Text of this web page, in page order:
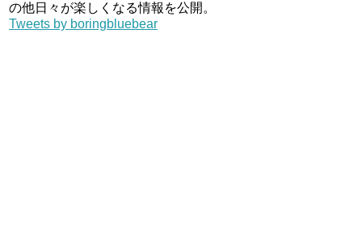
の他日々が楽しくなる情報を公開。
Tweets by boringbluebear